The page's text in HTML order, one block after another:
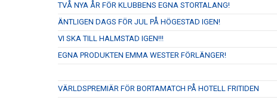
TVÅ NYA ÅR FÖR KLUBBENS EGNA STORTALANG!
ÄNTLIGEN DAGS FÖR JUL PÅ HÖGESTAD IGEN!
VI SKA TILL HALMSTAD IGEN!!!
EGNA PRODUKTEN EMMA WESTER FÖRLÄNGER!
VÄRLDSPREMIÄR FÖR BORTAMATCH PÅ HOTELL FRITIDEN